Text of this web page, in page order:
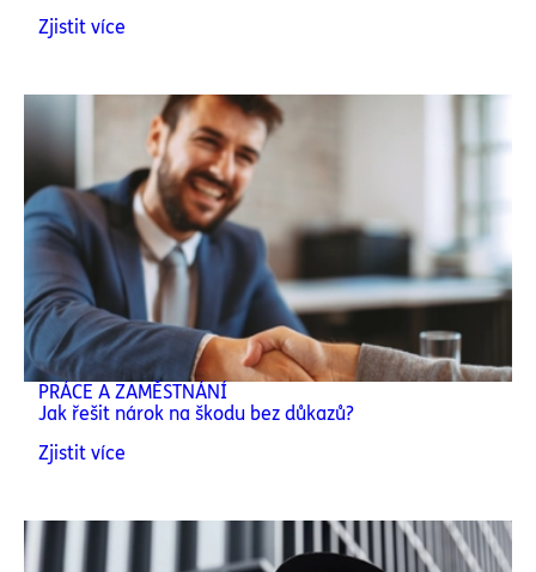
Zjistit více
PRÁCE A ZAMĚSTNÁNÍ
Jak řešit nárok na škodu bez důkazů?
Zjistit více